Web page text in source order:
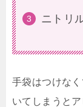
ニトリ
手袋はつけな
いてしまうと